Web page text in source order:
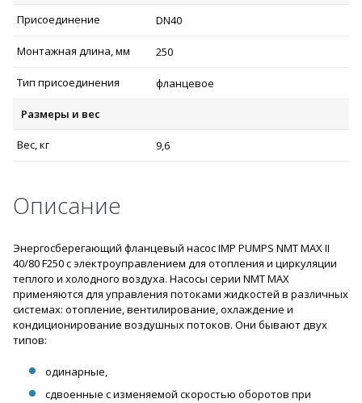
Присоединение DN40
Монтажная длина, мм 250
Тип присоединения фланцевое
Размеры и вес
Вес, кг 9,6
Описание
Энергосберегающий фланцевый насос IMP PUMPS NMT MAX II
40/80 F250 с электроуправлением для отопления и циркуляции
теплого и холодного воздуха. Насосы серии NMT MAX
применяются для управления потоками жидкостей в различных
системах: отопление, вентилирование, охлаждение и
кондиционирование воздушных потоков. Они бывают двух
типов:
одинарные,
сдвоенные с изменяемой скоростью оборотов при